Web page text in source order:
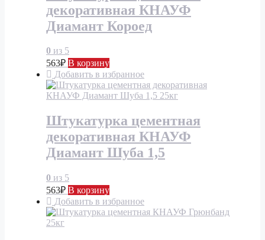
декоративная КНАУФ
Диамант Короед
0 из 5
563₽ В корзину
Добавить в избранное
Штукатурка цементная
декоративная КНАУФ
Диамант Шуба 1,5
0 из 5
563₽ В корзину
Добавить в избранное